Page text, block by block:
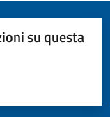
su questa